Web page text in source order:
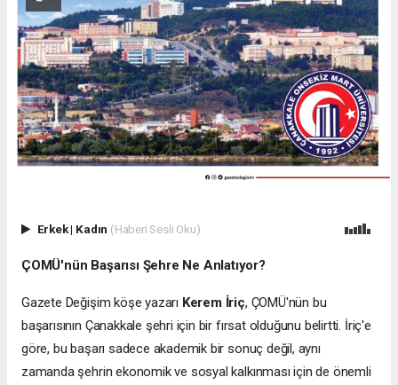
Erkek| Kadın (Haberi Sesli Oku)
ÇOMÜ'nün Başarısı Şehre Ne Anlatıyor?
Gazete Değişim köşe yazarı Kerem İriç, ÇOMÜ'nün bu
başarısının Çanakkale şehri için bir fırsat olduğunu belirtti. İriç'e
göre, bu başarı sadece akademik bir sonuç değil, aynı
zamanda şehrin ekonomik ve sosyal kalkınması için de önemli